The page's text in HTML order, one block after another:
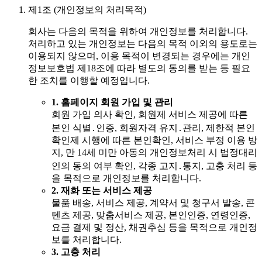
제1조 (개인정보의 처리목적)
회사는 다음의 목적을 위하여 개인정보를 처리합니다.
처리하고 있는 개인정보는 다음의 목적 이외의 용도로는
이용되지 않으며, 이용 목적이 변경되는 경우에는 개인
정보보호법 제18조에 따라 별도의 동의를 받는 등 필요
한 조치를 이행할 예정입니다.
1. 홈페이지 회원 가입 및 관리
회원 가입 의사 확인, 회원제 서비스 제공에 따른
본인 식별․인증, 회원자격 유지․관리, 제한적 본인
확인제 시행에 따른 본인확인, 서비스 부정 이용 방
지, 만 14세 미만 아동의 개인정보처리 시 법정대리
인의 동의 여부 확인, 각종 고지․통지, 고충 처리 등
을 목적으로 개인정보를 처리합니다.
2. 재화 또는 서비스 제공
물품 배송, 서비스 제공, 계약서 및 청구서 발송, 콘
텐츠 제공, 맞춤서비스 제공, 본인인증, 연령인증,
요금 결제 및 정산, 채권추심 등을 목적으로 개인정
보를 처리합니다.
3. 고충 처리